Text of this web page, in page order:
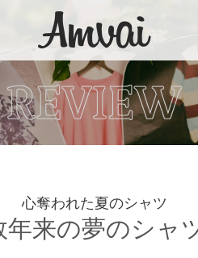
心奪われた夏のシャツ
年来の夢のシャ